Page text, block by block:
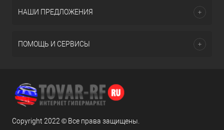
НАШИ ПРЕДЛОЖЕНИЯ
ПОМОЩЬ И СЕРВИСЫ
Copyright 2022 © Все права защищены.